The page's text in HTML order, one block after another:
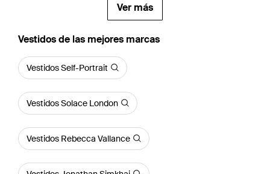
Ver más
Vestidos de las mejores marcas
Vestidos Self-Portrait
Vestidos Solace London
Vestidos Rebecca Vallance